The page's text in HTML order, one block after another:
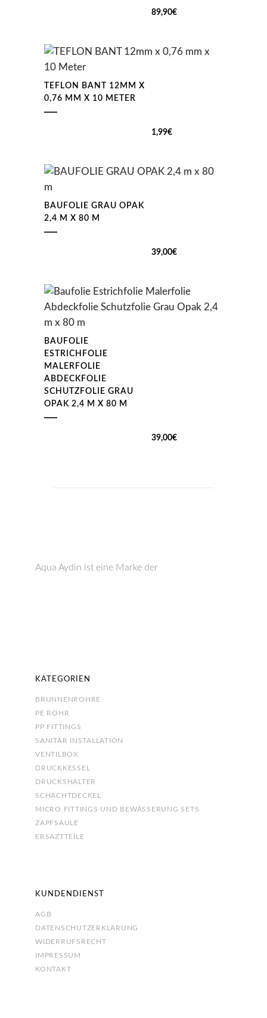
89,90€
TEFLON BANT 12MM X
0,76 MM X 10 METER
1,99€
BAUFOLIE GRAU OPAK
2,4 M X 80 M
39,00€
BAUFOLIE
ESTRICHFOLIE
MALERFOLIE
ABDECKFOLIE
SCHUTZFOLIE GRAU
OPAK 2,4 M X 80 M
39,00€
Aqua Aydin ist eine Marke der
KATEGORIEN
BRUNNENROHRE
PE ROHR
PP FITTINGS
SANITÄR INSTALLATION
VENTILBOX
DRUCKKESSEL
DRUCKSHALTER
SCHACHTDECKEL
MICRO FITTINGS UND BEWÄSSERUNG SETS
ZAPFSÄULE
ERSAZTTEİLE
KUNDENDIENST
AGB
DATENSCHUTZERKLÄRUNG
WIDERRUFSRECHT
IMPRESSUM
KONTAKT